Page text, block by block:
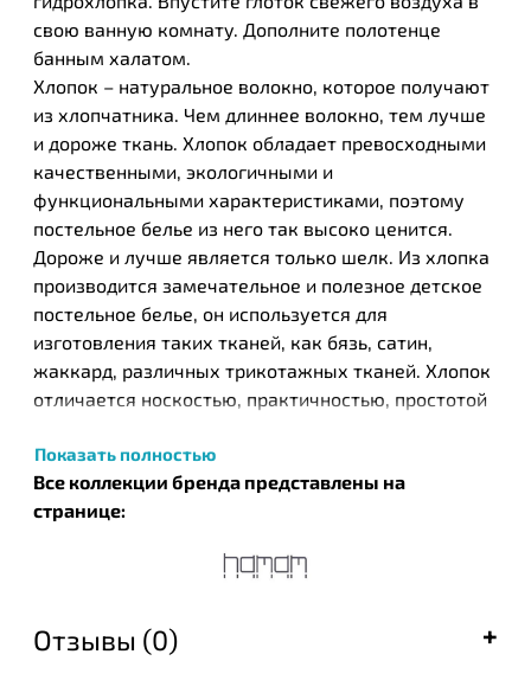
свою ванную комнату. Дополните полотенце
банным халатом.
Хлопок – натуральное волокно, которое получают
из хлопчатника. Чем длиннее волокно, тем лучше
и дороже ткань. Хлопок обладает превосходными
качественными, экологичными и
функциональными характеристиками, поэтому
постельное белье из него так высоко ценится.
Дороже и лучше является только шелк. Из хлопка
производится замечательное и полезное детское
постельное белье, он используется для
изготовления таких тканей, как бязь, сатин,
жаккард, различных трикотажных тканей. Хлопок
отличается носкостью, практичностью, простотой
обеспечивает приятный и комфортный отдых.
известных на то время компании ЕКЕ и турецкого
банных полотенец, постельного белья и халатов,
Показать полностью
Все коллекции бренда представлены на
странице:
Отзывы (0)